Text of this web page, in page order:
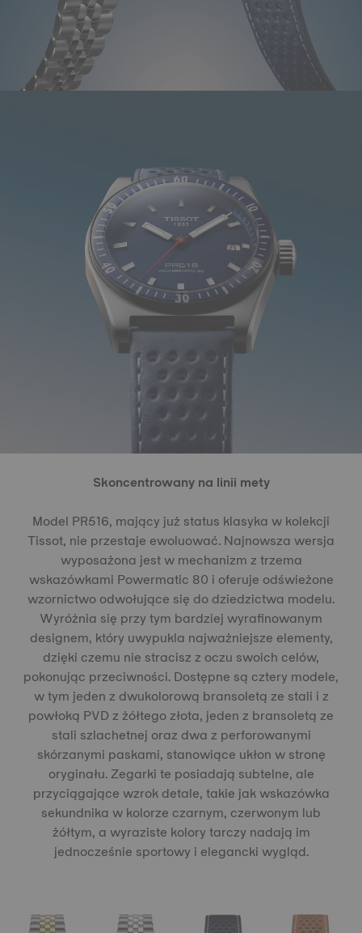
Skoncentrowany na linii mety
Model PR516, mający już status klasyka w kolekcji
Tissot, nie przestaje ewoluować. Najnowsza wersja
wyposażona jest w mechanizm z trzema
wskazówkami Powermatic 80 i oferuje odświeżone
wzornictwo odwołujące się do dziedzictwa modelu.
Wyróżnia się przy tym bardziej wyrafinowanym
designem, który uwypukla najważniejsze elementy,
dzięki czemu nie stracisz z oczu swoich celów,
pokonując przeciwności. Dostępne są cztery modele,
w tym jeden z dwukolorową bransoletą ze stali i z
powłoką PVD z żółtego złota, jeden z bransoletą ze
stali szlachetnej oraz dwa z perforowanymi
skórzanymi paskami, stanowiące ukłon w stronę
oryginału. Zegarki te posiadają subtelne, ale
przyciągające wzrok detale, takie jak wskazówka
sekundnika w kolorze czarnym, czerwonym lub
żółtym, a wyraziste kolory tarczy nadają im
jednocześnie sportowy i elegancki wygląd.